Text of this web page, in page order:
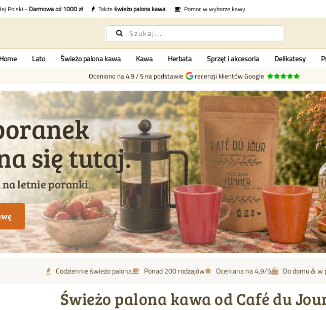
Polski - Darmowa od 1000 zł Takżeświeżo palona kawa! Pomoc w wyborze kawy
Home Lato Świeżo palona kawa Kawa Herbata Sprzęt i akcesoria Delikatesy
Oceniono na4.9/5 na podstawie recenzji klientów Google
się tutaj.
na letnie poranki.
Codziennie świeżo palona Ponad 200 rodzajów Oceniana na 4,9/5 Do domu & w
Świeżo palona kawa od Café du